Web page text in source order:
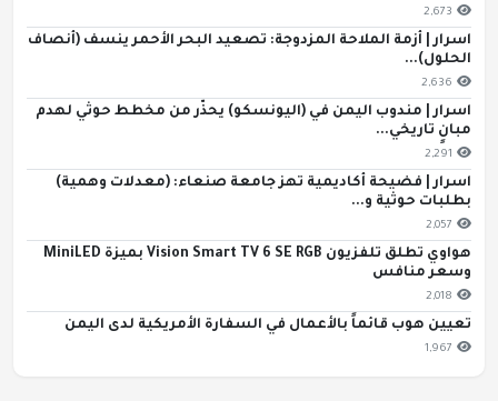
2,673
اسرار | أزمة الملاحة المزدوجة: تصعيد البحر الأحمر ينسف (أنصاف
الحلول)...
2,636
اسرار | مندوب اليمن في (اليونسكو) يحذّر من مخطط حوثي لهدم
مبانٍ تاريخي...
2,291
اسرار | فضيحة أكاديمية تهز جامعة صنعاء: (معدلات وهمية)
بطلبات حوثية و...
2,057
هواوي تطلق تلفزيون Vision Smart TV 6 SE RGB بميزة MiniLED
وسعر منافس
2,018
تعيين هوب قائماً بالأعمال في السفارة الأمريكية لدى اليمن
1,967